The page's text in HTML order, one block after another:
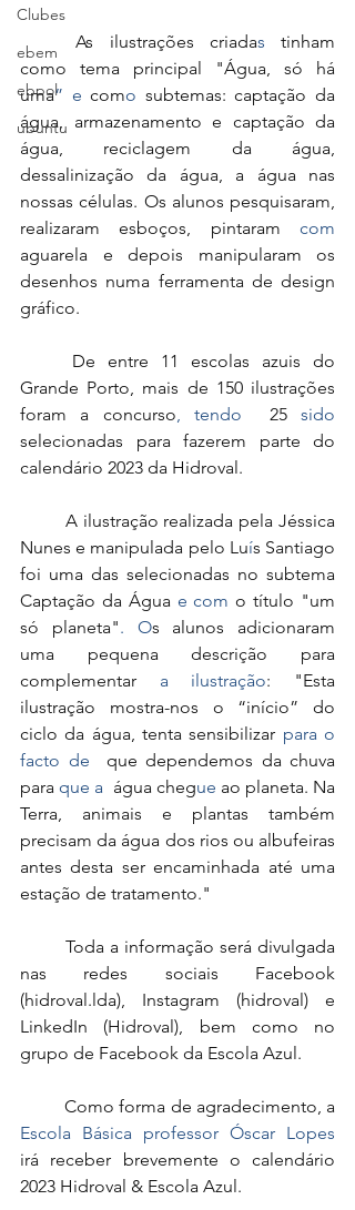
Clubes
ebem
ebpol
ubuntu
	As ilustrações criada
s tinham
como tema principal "Água, só há
uma” e como subtemas: captação da
água, armazenamento e captação da
água, reciclagem da água,
dessalinização da água, a água nas
nossas células. Os alunos pesquisaram,
realizaram esboços, pintaram com
aguarela e depois manipularam os
desenhos numa ferramenta de design
gráfico.
Grande Porto, mais de 150 ilustrações
foram a concurso, tendo
  25
sido
selecionadas para fazerem parte do
calendário 2023 da Hidroval.
Nunes e manipulada pelo Luís Santiago
foi uma das selecionadas no subtema
Captação da Água e com o título "um
só planeta". Os alunos adicionaram
uma pequena descrição para
complementar a ilustração: "Esta
ilustração mostra-nos o “início” do
ciclo da água, tenta sensibilizar para o
facto de
que dependemos da chuva
para que a água chegue ao planeta. Na
Terra, animais e plantas também
precisam da água dos rios ou albufeiras
antes desta ser encaminhada até uma
estação de tratamento."
nas redes sociais Facebook
(hidroval.lda), Instagram (hidroval) e
LinkedIn (Hidroval), bem como no
grupo de Facebook da Escola Azul.
irá receber brevemente o calendário
2023 Hidroval & Escola Azul.